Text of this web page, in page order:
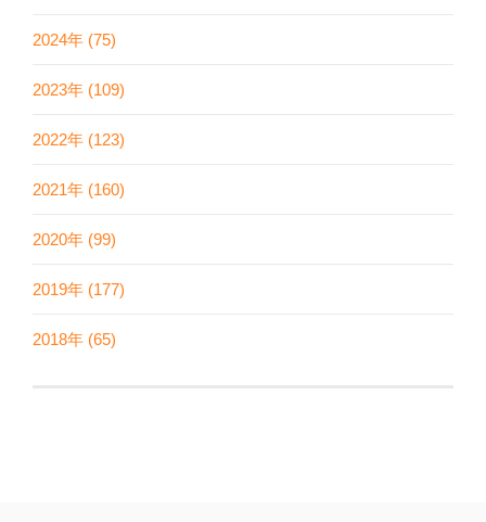
2024年 (75)
2023年 (109)
2022年 (123)
2021年 (160)
2020年 (99)
2019年 (177)
2018年 (65)